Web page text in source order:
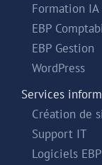
Formation IA
EBP
EBP Gestion
WordPress
Services
Création de
Support IT
Logiciels EBP